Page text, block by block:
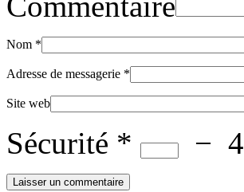
Nom *
Adresse de messagerie *
Site web
Sécurité * − 4